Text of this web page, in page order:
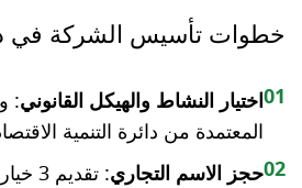
خطوات تأسيس الشركة في
01اختيار النشاط والهيكل القانوني:
المعتمدة من دائرة التنمية
02حجز الاسم التجاري
: